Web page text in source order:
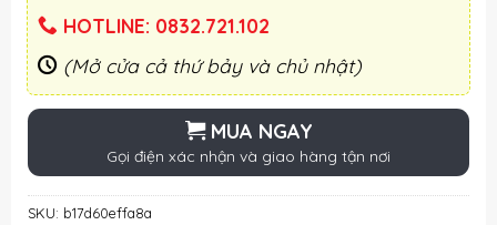
HOTLINE: 0832.721.102
(Mở cửa cả thứ bảy và chủ nhật)
MUA NGAY
Gọi điện xác nhận và giao hàng tận nơi
SKU: b17d60effa8a